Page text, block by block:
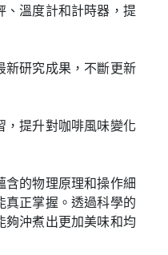
、溫度計和計時器，提
新研究成果，不斷更新
，提升對咖啡風味變化
的物理原理和操作細
正掌握。透過科學的
夠沖煮出更加美味和均